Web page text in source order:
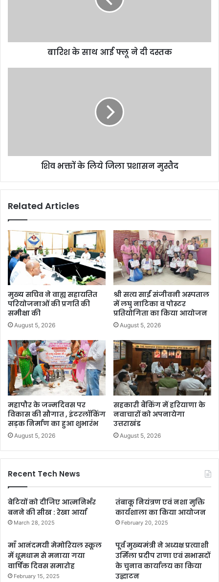
बारिश के साथ आई फ्लू ने दी दस्तक
शिव भक्तों के लिये जिला प्रशासन मुस्तैद
Related Articles
मुख्य सचिव ने वाह्य सहायतित
परियोजनाओं की प्रगति की
समीक्षा की
August 5, 2026
श्री सत्य साईं संजीवनी अस्पताल
में लघु नाटिका व पोस्टर
प्रतियोगिता का किया आयोजन
August 5, 2026
महापौर के जन्मदिवस पर
विकास की सौगात , इंटरलॉकिंग
सड़क निर्माण का हुआ शुभारंभ
August 5, 2026
सहकारी बैंकिंग में हरियाणा के
नवाचारों को अपनायेगा
उत्तराखंड
August 5, 2026
Recent Tech News
बेटियों को दीजिए आत्मनिर्भर
बनने की सीख : रेखा आर्या
March 28, 2025
तंबाकू नियंत्रण एवं नशा मुक्ति
कार्यशाला का किया आयोजन
February 20, 2025
माँ आनंदमयी मेमोरियल स्कूल
में धूमधाम से मनाया गया
वार्षिक दिवस समारोह
February 15, 2025
पूर्व मुख्यमंत्री ने अध्यक्ष प्रत्याशी
उर्मिला प्रदीप राणा एवं सभासदों
के चुनाव कार्यालय का किया
उद्घाटन